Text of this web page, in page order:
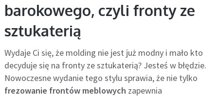
barokowego, czyli fronty ze
sztukaterią
Wydaje Ci się, że molding nie jest już modny i mało kto
decyduje się na fronty ze sztukaterią? Jesteś w błędzie.
Nowoczesne wydanie tego stylu sprawia, że nie tylko
frezowanie frontów meblowych zapewnia